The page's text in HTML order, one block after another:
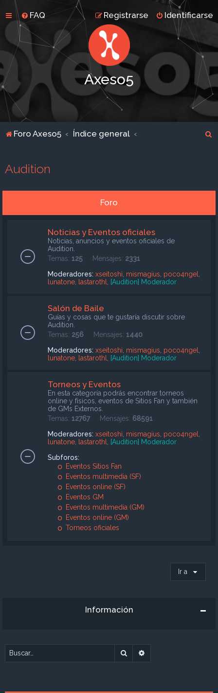
FAQ Identificarse
Registrarse
Axeso5
Foro Axeso5 Índice general
Audition
Foro
Noticias y Eventos oficiales
Noticias, anuncios y eventos oficiales de
Audition.
Temas: 125 Mensajes: 2331
Moderadores: xseitoshi mismagius poco4ngel
lunatone lastarothl [Audition] Moderador
Salón de Baile
Guías y cosas que te gustaría discutir sobre
Audition.
Temas: 256 Mensajes: 1440
Moderadores: xseitoshi mismagius poco4ngel
lunatone lastarothl [Audition] Moderador
Torneos y Eventos
En esta categoría podrás encontrar torneos
online y físicos, eventos de Sitios Fan y también
de GMs Externos.
Temas: 12767Mensajes: 68591
Moderadores: xseitoshi mismagius poco4ngel
lunatone lastarothl
[Audition] Moderador
Subforos:
Eventos Sitios Fan
Eventos multimedia (SF)
Eventos online (SF)
Eventos GM
Eventos multimedia (GM)
Eventos online (GM)
Torneos oficiales
Ir a
Información
Buscar